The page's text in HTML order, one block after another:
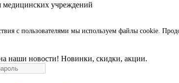
медицинских учреждений
с пользователями мы используем файлы cookie.
наши новости! Новинки, скидки, акции.